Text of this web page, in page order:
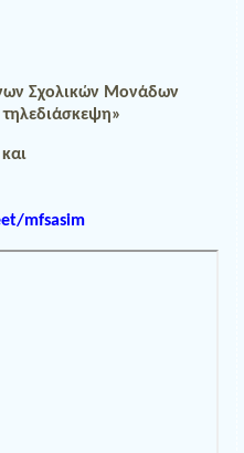
Σχολικών Μονάδων
τηλεδιάσκεψη»
mfsasim